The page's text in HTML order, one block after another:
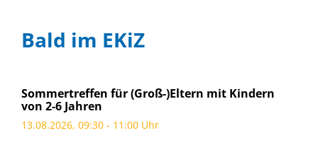
Bald im EKiZ
Sommertreffen für (Groß-)Eltern mit Kindern
von 2-6 Jahren
13.08.2026, 09:30 - 11:00 Uhr